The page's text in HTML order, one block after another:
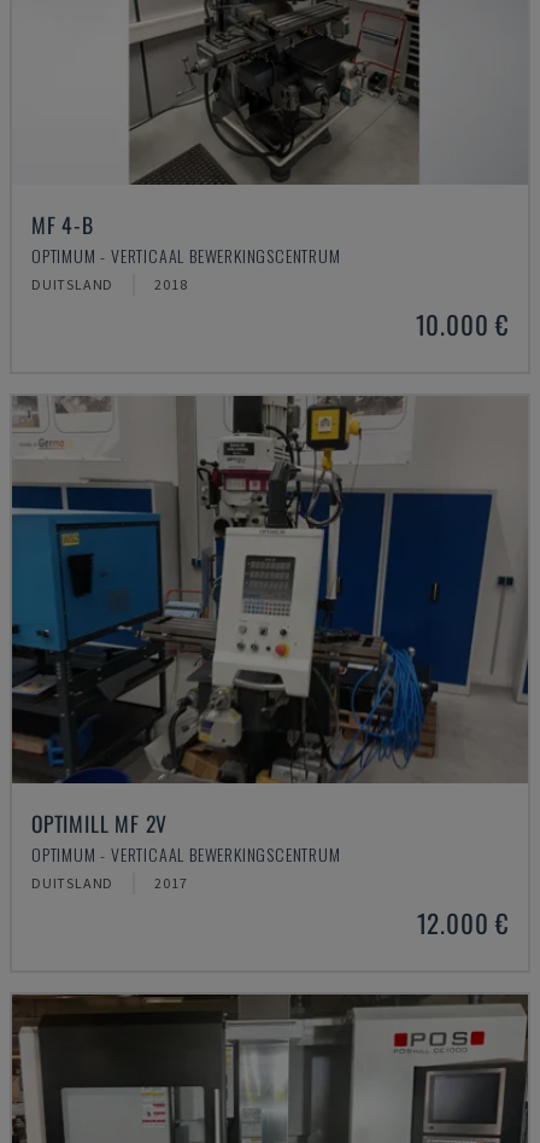
MF 4-B
OPTIMUM - VERTICAAL BEWERKINGSCENTRUM
DUITSLAND 2018
10.000 €
OPTIMILL MF 2V
OPTIMUM - VERTICAAL BEWERKINGSCENTRUM
DUITSLAND 2017
12.000 €